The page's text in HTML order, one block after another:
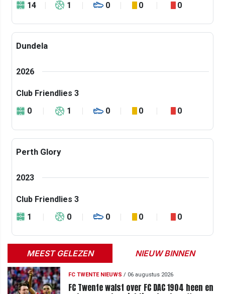
14 1 0 0 0
Dundela
2026
Club Friendlies 3
0
1 0 0 0
Perth Glory
2023
Club Friendlies 3
1
0 0 0 0
MEEST GELEZEN NIEUW BINNEN
FC TWENTE NIEUWS / 06 augustus 2026
FC Twente walst over FC DAC 1904 heen en